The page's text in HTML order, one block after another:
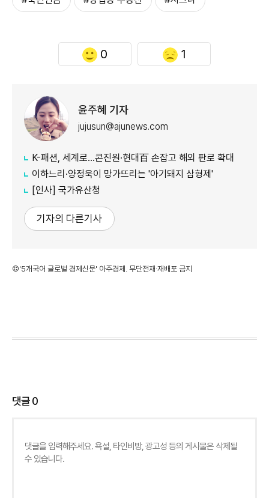
0 1
윤주혜 기자
jujusun@ajunews.com
K-패션, 세계로…콘진원·현대百 손잡고 해외 판로 확대
이하느리·양정욱이 망가뜨리는 '아기돼지 삼형제'
[인사] 국가유산청
기자의 다른기사
©'5개국어 글로벌 경제신문' 아주경제. 무단전재·재배포 금지
댓글0